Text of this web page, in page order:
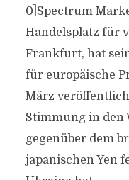
0]Spectrum
Handelsplatz für
Frankfurt, hat
für europäische
März
Stimmung in den
gegenüber dem
japanischen Yen